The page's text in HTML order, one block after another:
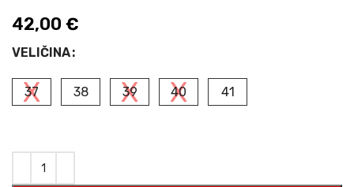
42,00 €
VELIČINA
37 38 39 40 41